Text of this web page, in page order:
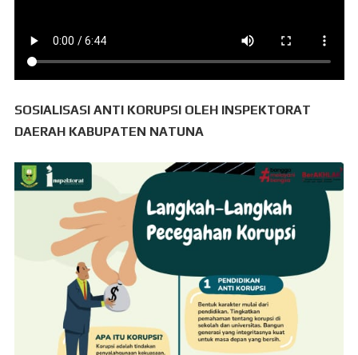
SOSIALISASI ANTI KORUPSI OLEH INSPEKTORAT
DAERAH KABUPATEN NATUNA